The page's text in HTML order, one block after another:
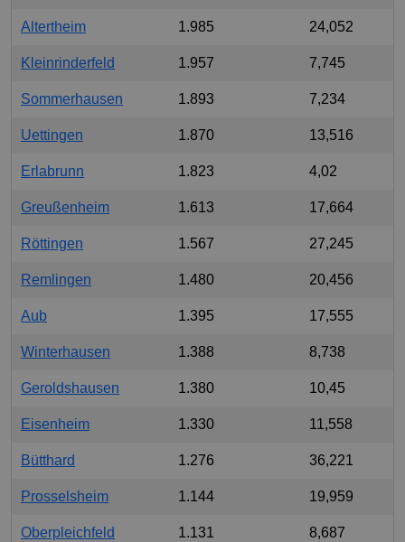
Altertheim 1.985 24,052
Kleinrinderfeld 1.957 7,745
Sommerhausen 1.893 7,234
Uettingen 1.870 13,516
Erlabrunn 1.823 4,02
Greußenheim 1.613 17,664
Röttingen 1.567 27,245
Remlingen 1.480 20,456
Aub 1.395 17,555
Winterhausen 1.388 8,738
Geroldshausen 1.380 10,45
Eisenheim 1.330 11,558
Bütthard 1.276 36,221
Prosselsheim 1.144 19,959
Oberpleichfeld 1.131 8,687